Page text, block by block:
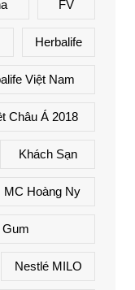
FV
Herbalife
Việt Nam
Châu Á 2018
Khách Sạn
MC Hoàng Ny
Gum
Nestlé MILO